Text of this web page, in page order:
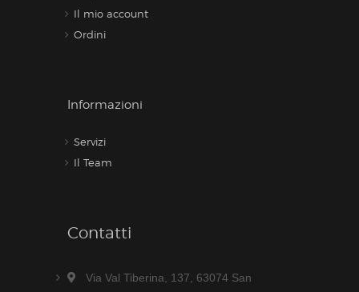
Il mio account
Ordini
Informazioni
Servizi
Il Team
Contatti
Via Val Tiberina, 137, 63074 San